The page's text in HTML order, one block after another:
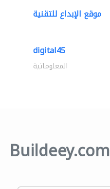
موقع الإبداع للتقنية
digital45
المعلوماتية
Buildeey.com